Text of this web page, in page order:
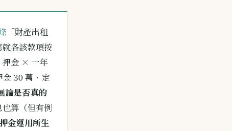
「財產出租
各該款項按
押金 × 一年
30 萬、定
論是否真的
算（但有例
金運用所生